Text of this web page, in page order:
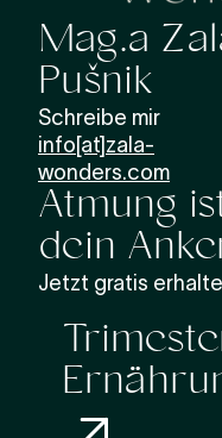
Mag.a
Pušnik
Schreibe mir
info[at]zala-
wonders.com
Atmung
dein
Jetzt gratis